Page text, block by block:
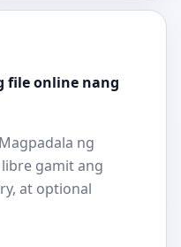
file online nang
ng
gamit ang
at optional